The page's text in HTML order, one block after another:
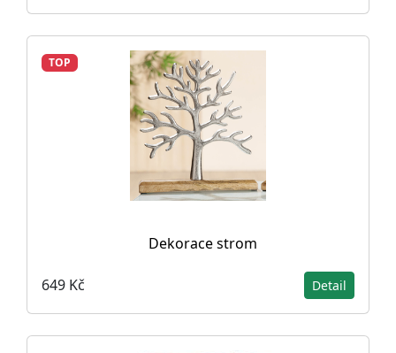
TOP
Dekorace strom
649 Kč Detail